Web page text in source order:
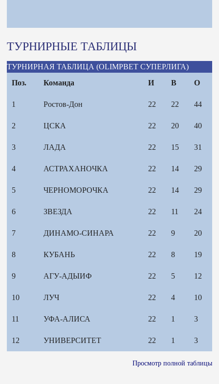
ТУРНИРНЫЕ ТАБЛИЦЫ
ТУРНИРНАЯ ТАБЛИЦА (OLIMPBET СУПЕРЛИГА)
Поз.
Команда И В О
1 Ростов-Дон 22 22 44
2 ЦСКА 22 20 40
3 ЛАДА 22 15 31
4 АСТРАХАНОЧКА 22 14 29
5 ЧЕРНОМОРОЧКА 22 14 29
6 ЗВЕЗДА 22 11 24
7 ДИНАМО-СИНАРА 22 9 20
8 КУБАНЬ 22 8 19
9 АГУ-АДЫИФ 22 5 12
10 ЛУЧ 22 4 10
11 УФА-АЛИСА 22 1 3
12 УНИВЕРСИТЕТ 22 1 3
Просмотр полной таблицы